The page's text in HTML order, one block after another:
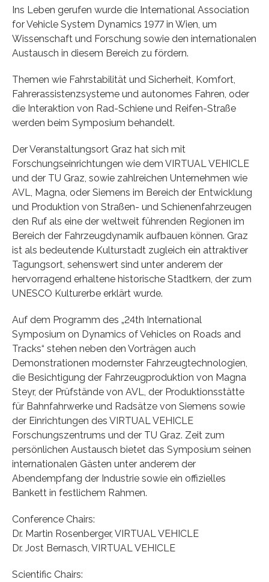
Ins Leben gerufen wurde die International Association
for Vehicle System Dynamics 1977 in Wien, um
Wissenschaft und Forschung sowie den internationalen
Austausch in diesem Bereich zu fördern.
Themen wie Fahrstabilität und Sicherheit, Komfort,
Fahrerassistenzsysteme und autonomes Fahren, oder
die Interaktion von Rad-Schiene und Reifen-Straße
werden beim Symposium behandelt.
Der Veranstaltungsort Graz hat sich mit
Forschungseinrichtungen wie dem VIRTUAL VEHICLE
und der TU Graz, sowie zahlreichen Unternehmen wie
AVL, Magna, oder Siemens im Bereich der Entwicklung
und Produktion von Straßen- und Schienenfahrzeugen
den Ruf als eine der weltweit führenden Regionen im
Bereich der Fahrzeugdynamik aufbauen können. Graz
ist als bedeutende Kulturstadt zugleich ein attraktiver
Tagungsort, sehenswert sind unter anderem der
hervorragend erhaltene historische Stadtkern, der zum
UNESCO Kulturerbe erklärt wurde.
Auf dem Programm des „24th International
Symposium on Dynamics of Vehicles on Roads and
Tracks“ stehen neben den Vorträgen auch
Demonstrationen modernster Fahrzeugtechnologien,
die Besichtigung der Fahrzeugproduktion von Magna
Steyr, der Prüfstände von AVL, der Produktionsstätte
für Bahnfahrwerke und Radsätze von Siemens sowie
der Einrichtungen des VIRTUAL VEHICLE
Forschungszentrums und der TU Graz. Zeit zum
persönlichen Austausch bietet das Symposium seinen
internationalen Gästen unter anderem der
Abendempfang der Industrie sowie ein offizielles
Bankett in festlichem Rahmen.
Conference Chairs:
Dr. Martin Rosenberger, VIRTUAL VEHICLE
Dr. Jost Bernasch, VIRTUAL VEHICLE
Scientific Chairs: